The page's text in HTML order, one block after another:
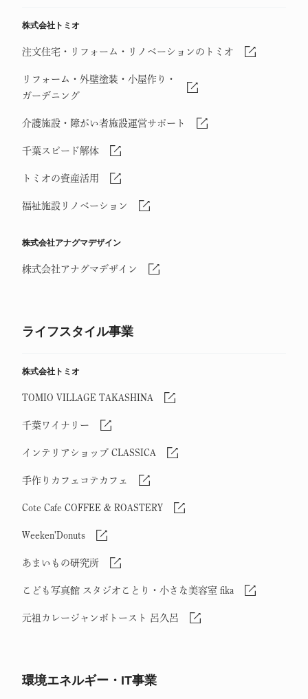
株式会社トミオ
注文住宅・リフォーム・リノベーションのトミオ
リフォーム・外壁塗装・小屋作り・
ガーデニング
介護施設・障がい者施設運営サポート
千葉スピード解体
トミオの資産活用
福祉施設リノベーション
株式会社アナグマデザイン
株式会社アナグマデザイン
ライフスタイル事業
株式会社トミオ
TOMIO VILLAGE TAKASHINA
千葉ワイナリー
インテリアショップ CLASSICA
手作りカフェコテカフェ
Cote Cafe COFFEE & ROASTERY
Weeken'Donuts
あまいもの研究所
こども写真館 スタジオことり・小さな美容室 fika
元祖カレージャンボトースト 呂久呂
環境エネルギー・IT事業